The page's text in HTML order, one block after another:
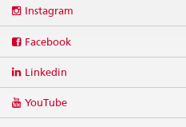
media
Instagram
Facebook
Linkedin
YouTube